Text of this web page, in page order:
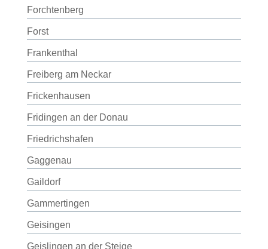
Forchtenberg
Forst
Frankenthal
Freiberg am Neckar
Frickenhausen
Fridingen an der Donau
Friedrichshafen
Gaggenau
Gaildorf
Gammertingen
Geisingen
Geislingen an der Steige